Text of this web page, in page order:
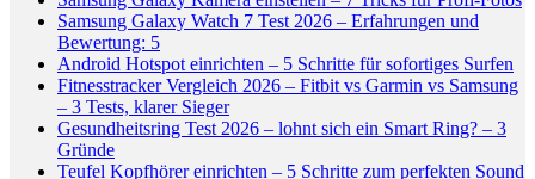
Samsung Galaxy Watch 7 Test 2026 – Erfahrungen und
Bewertung: 5
Android Hotspot einrichten – 5 Schritte für sofortiges Surfen
Fitnesstracker Vergleich 2026 – Fitbit vs Garmin vs Samsung
– 3 Tests, klarer Sieger
Gesundheitsring Test 2026 – lohnt sich ein Smart Ring? – 3
Gründe
Teufel Kopfhörer einrichten – 5 Schritte zum perfekten Sound